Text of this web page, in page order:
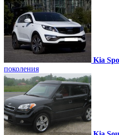
Kia
поколения